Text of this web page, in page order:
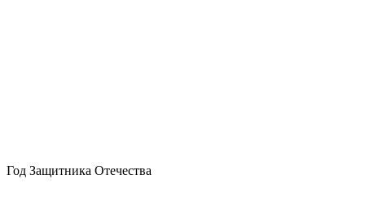
Год Защитника Отечества